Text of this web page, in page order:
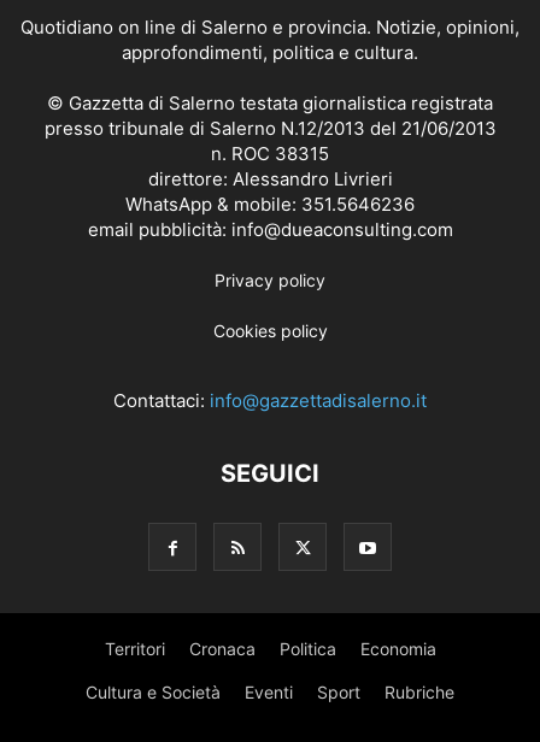
Quotidiano on line di Salerno e provincia. Notizie, opinioni,
approfondimenti, politica e cultura.
© Gazzetta di Salerno testata giornalistica registrata
presso tribunale di Salerno N.12/2013 del 21/06/2013
n. ROC 38315
direttore: Alessandro Livrieri
WhatsApp & mobile: 351.5646236
email pubblicità: info@dueaconsulting.com
Privacy policy
Cookies policy
Contattaci: info@gazzettadisalerno.it
SEGUICI
Territori Cronaca Politica Economia
Cultura e Società Eventi Sport Rubriche